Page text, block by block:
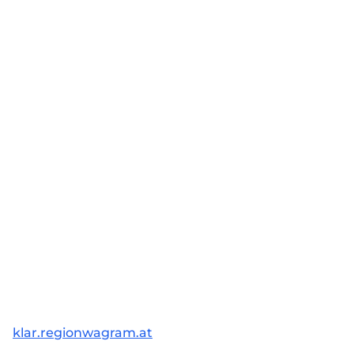
klar.regionwagram.at